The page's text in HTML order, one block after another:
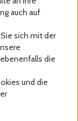
auch auf
sich mit der
die
und die